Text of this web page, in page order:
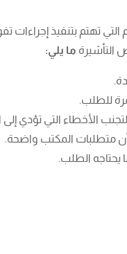
تهتم بتنفيذ إجراءات
التأشيرة ما يلي:
للطلب.
الأخطاء التي تؤدي
متطلبات المكتب واضحة.
يحتاجه الطلب.